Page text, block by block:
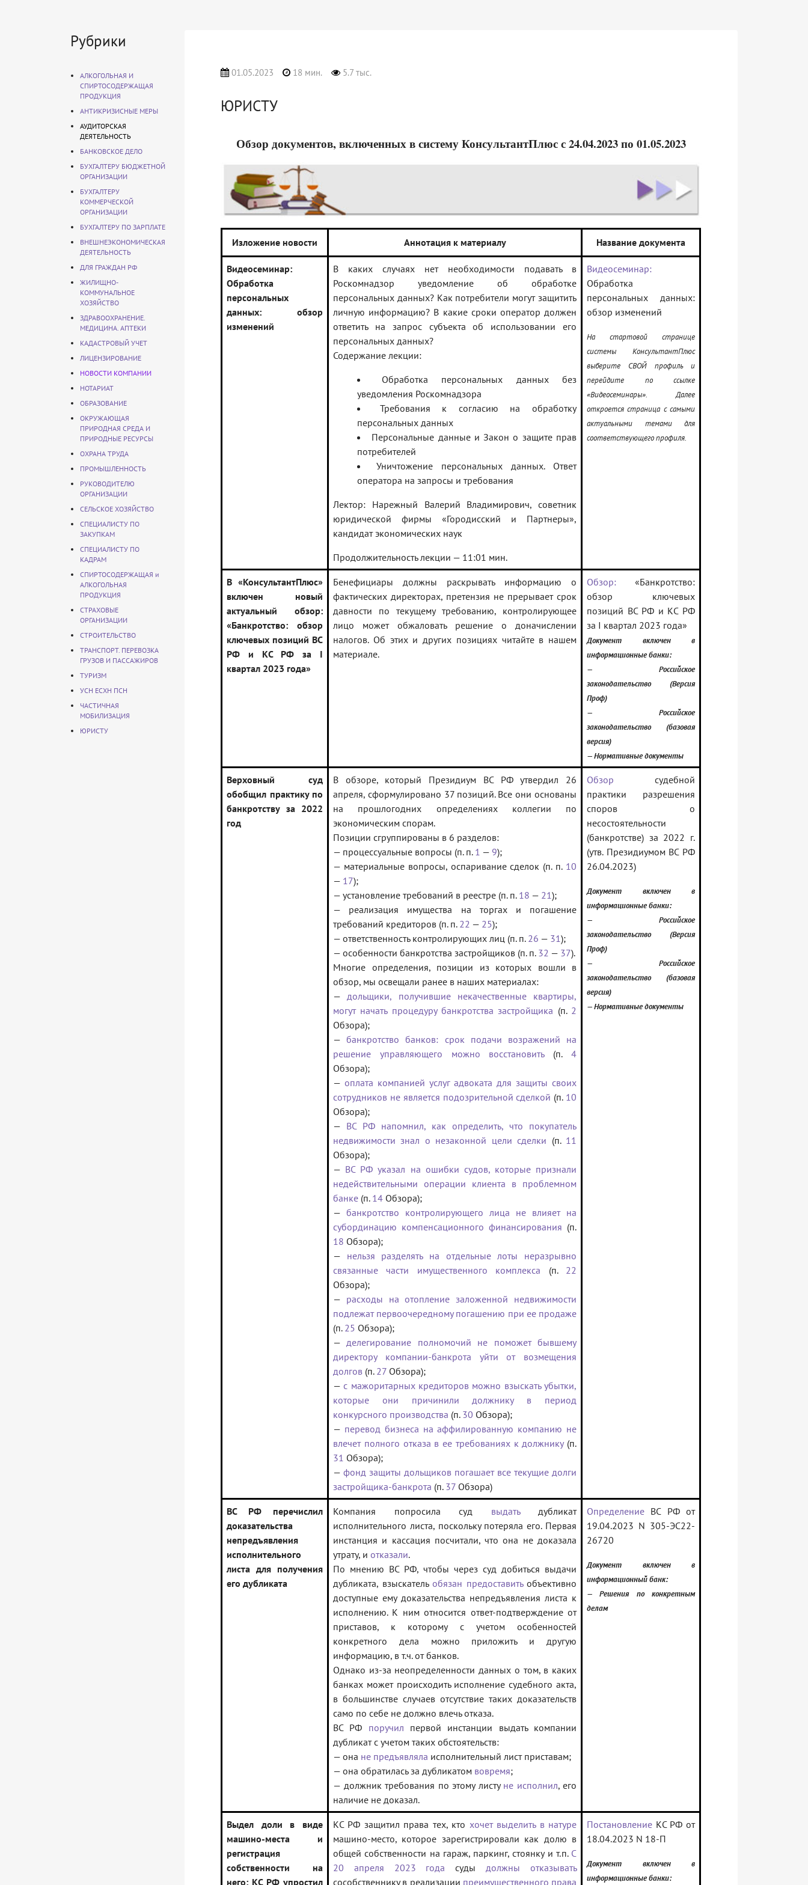
Рубрики
АЛКОГОЛЬНАЯ И
СПИРТОСОДЕРЖАЩАЯ
ПРОДУКЦИЯ
АНТИКРИЗИСНЫЕ МЕРЫ
АУДИТОРСКАЯ
ДЕЯТЕЛЬНОСТЬ
БАНКОВСКОЕ ДЕЛО
БУХГАЛТЕРУ БЮДЖЕТНОЙ
ОРГАНИЗАЦИИ
БУХГАЛТЕРУ
КОММЕРЧЕСКОЙ
ОРГАНИЗАЦИИ
БУХГАЛТЕРУ ПО ЗАРПЛАТЕ
ВНЕШНЕЭКОНОМИЧЕСКАЯ
ДЕЯТЕЛЬНОСТЬ
ДЛЯ ГРАЖДАН РФ
ЖИЛИЩНО-
КОММУНАЛЬНОЕ
ХОЗЯЙСТВО
ЗДРАВООХРАНЕНИЕ.
МЕДИЦИНА. АПТЕКИ
КАДАСТРОВЫЙ УЧЕТ
ЛИЦЕНЗИРОВАНИЕ
НОВОСТИ КОМПАНИИ
НОТАРИАТ
ОБРАЗОВАНИЕ
ОКРУЖАЮЩАЯ
ПРИРОДНАЯ СРЕДА И
ПРИРОДНЫЕ РЕСУРСЫ
ОХРАНА ТРУДА
ПРОМЫШЛЕННОСТЬ
РУКОВОДИТЕЛЮ
ОРГАНИЗАЦИИ
СЕЛЬСКОЕ ХОЗЯЙСТВО
СПЕЦИАЛИСТУ ПО
ЗАКУПКАМ
СПЕЦИАЛИСТУ ПО
КАДРАМ
СПИРТОСОДЕРЖАЩАЯ и
АЛКОГОЛЬНАЯ
ПРОДУКЦИЯ
СТРАХОВЫЕ
ОРГАНИЗАЦИИ
СТРОИТЕЛЬСТВО
ТРАНСПОРТ. ПЕРЕВОЗКА
ГРУЗОВ И ПАССАЖИРОВ
ТУРИЗМ
УСН ЕСХН ПСН
ЧАСТИЧНАЯ
МОБИЛИЗАЦИЯ
ЮРИСТУ
01.05.2023 18 мин. 5.7 тыс.
ЮРИСТУ
Обзор документов, включенных в систему КонсультантПлюс с 24.04.2023 по 01.05.2023
Изложение новости Аннотация к материалу Название документа
Видеосеминар:
Обработка
персональных
данных: обзор
изменений
В каких случаях нет необходимости подавать в
Роскомнадзор уведомление об обработке
персональных данных? Как потребители могут защитить
личную информацию? В какие сроки оператор должен
ответить на запрос субъекта об использовании его
персональных данных?
Содержание лекции:
Обработка персональных данных без
уведомления Роскомнадзора
Требования к согласию на обработку
персональных данных
Персональные данные и Закон о защите прав
потребителей
Уничтожение персональных данных. Ответ
оператора на запросы и требования
Лектор: Нарежный Валерий Владимирович, советник
юридической фирмы «Городисский и Партнеры»,
кандидат экономических наук
Продолжительность лекции — 11:01 мин.
Видеосеминар:
Обработка
персональных данных:
обзор изменений
На стартовой странице
системы КонсультантПлюс
выберите СВОЙ профиль и
перейдите по ссылке
«Видеосеминары». Далее
откроется страница с самыми
актуальными темами для
соответствующего профиля.
В «КонсультантПлюс»
включен новый
актуальный обзор:
«Банкротство: обзор
ключевых позиций ВС
РФ и КС РФ за I
квартал 2023 года»
Бенефициары должны раскрывать информацию о
фактических директорах, претензия не прерывает срок
давности по текущему требованию, контролирующее
лицо может обжаловать решение о доначислении
налогов. Об этих и других позициях читайте в нашем
материале.
Обзор: «Банкротство:
обзор ключевых
позиций ВС РФ и КС РФ
за I квартал 2023 года»
Документ включен в
информационные банки:
— Российское
законодательство (Версия
Проф)
— Российское
законодательство (базовая
версия)
— Нормативные документы
Верховный суд
обобщил практику по
банкротству за 2022
год
В обзоре, который Президиум ВС РФ утвердил 26
апреля, сформулировано 37 позиций. Все они основаны
на прошлогодних определениях коллегии по
экономическим спорам.
Позиции сгруппированы в 6 разделов:
— процессуальные вопросы (п. п. 1 — 9);
— материальные вопросы, оспаривание сделок (п. п. 10
— 17);
— установление требований в реестре (п. п. 18 — 21);
— реализация имущества на торгах и погашение
требований кредиторов (п. п. 22 — 25);
— ответственность контролирующих лиц (п. п. 26 — 31);
— особенности банкротства застройщиков (п. п. 32 — 37).
Многие определения, позиции из которых вошли в
обзор, мы освещали ранее в наших материалах:
—дольщики, получившие некачественные квартиры,
могут начать процедуру банкротства застройщика (п. 2
Обзора);
—банкротство банков: срок подачи возражений на
решение управляющего можно восстановить(п.4
Обзора);
— оплата компанией услуг адвоката для защиты своих
сотрудников не является подозрительной сделкой (п. 10
Обзора);
— ВС РФ напомнил, как определить, что покупатель
недвижимости знал о незаконной цели сделки (п. 11
Обзора);
— ВС РФ указал на ошибки судов, которые признали
недействительными операции клиента в проблемном
банке (п. 14 Обзора);
— банкротство контролирующего лица не влияет на
субординацию компенсационного финансирования (п.
18 Обзора);
— нельзя разделять на отдельные лоты неразрывно
связанные части имущественного комплекса (п. 22
Обзора);
— расходы на отопление заложенной недвижимости
подлежат первоочередному погашению при ее продаже
(п. 25 Обзора);
—делегирование полномочий не поможет бывшему
директору компании-банкрота уйти от возмещения
долгов (п. 27 Обзора);
—с мажоритарных кредиторов можно взыскать убытки,
которые они причинили должнику в период
конкурсного производства (п. 30 Обзора);
— перевод бизнеса на аффилированную компанию не
влечет полного отказа в ее требованиях к должнику(п.
31 Обзора);
— фонд защиты дольщиков погашает все текущие долги
застройщика-банкрота (п. 37 Обзора)
Обзор судебной
практики разрешения
споров о
несостоятельности
(банкротстве) за 2022 г.
(утв. Президиумом ВС РФ
26.04.2023)
Документ включен в
информационные банки:
— Российское
законодательство (Версия
Проф)
— Российское
законодательство (базовая
версия)
— Нормативные документы
ВС РФ перечислил
доказательства
непредъявления
исполнительного
листа для получения
его дубликата
Компания попросила суд выдатьдубликат
исполнительного листа, поскольку потеряла его. Первая
инстанция и кассация посчитали, что она не доказала
утрату, и отказали.
По мнению ВС РФ, чтобы через суд добиться выдачи
дубликата, взыскатель обязан предоставитьобъективно
доступные ему доказательства непредъявления листа к
исполнению. К ним относится ответ-подтверждение от
приставов, к которому с учетом особенностей
конкретного дела можно приложить и другую
информацию, в т.ч. от банков.
Однако из-за неопределенности данных о том, в каких
банках может происходить исполнение судебного акта,
в большинстве случаев отсутствие таких доказательств
само по себе не должно влечь отказа.
ВС РФ поручил первой инстанции выдать компании
дубликат с учетом таких обстоятельств:
— она не предъявляла исполнительный лист приставам;
— она обратилась за дубликатом вовремя;
— должник требования по этому листу не исполнил, его
наличие не доказал.
Определение ВС РФ от
19.04.2023 N 305-ЭС22-
26720
Документ включен в
информационный банк:
— Решения по конкретным
делам
Выдел доли в виде
машино-места и
регистрация
собственности на
него: КС РФ упростил
КС РФ защитил права тех, кто хочет выделить в натуре
машино-место, которое зарегистрировали как долю в
общей собственности на гараж, паркинг, стоянку и т.п. С
20 апреля 2023 года судыдолжны отказывать
сособственнику в реализации преимущественного права
Постановление КС РФ от
18.04.2023 N 18-П
Документ включен в
информационные банки: